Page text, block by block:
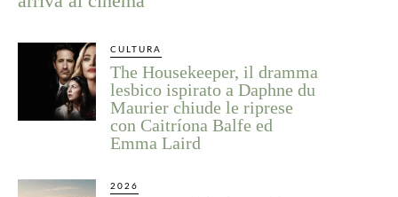
CULTURA
The Housekeeper, il dramma
lesbico ispirato a Daphne du
Maurier chiude le riprese
con Caitríona Balfe ed
Emma Laird
2026